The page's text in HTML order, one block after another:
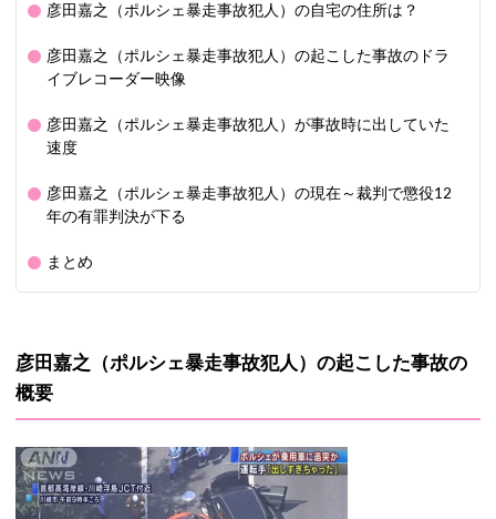
彦田嘉之（ポルシェ暴走事故犯人）の自宅の住所は？
彦田嘉之（ポルシェ暴走事故犯人）の起こした事故のドラ
イブレコーダー映像
彦田嘉之（ポルシェ暴走事故犯人）が事故時に出していた
速度
彦田嘉之（ポルシェ暴走事故犯人）の現在～裁判で懲役12
年の有罪判決が下る
まとめ
彦田嘉之（ポルシェ暴走事故犯人）の起こした事故の
概要